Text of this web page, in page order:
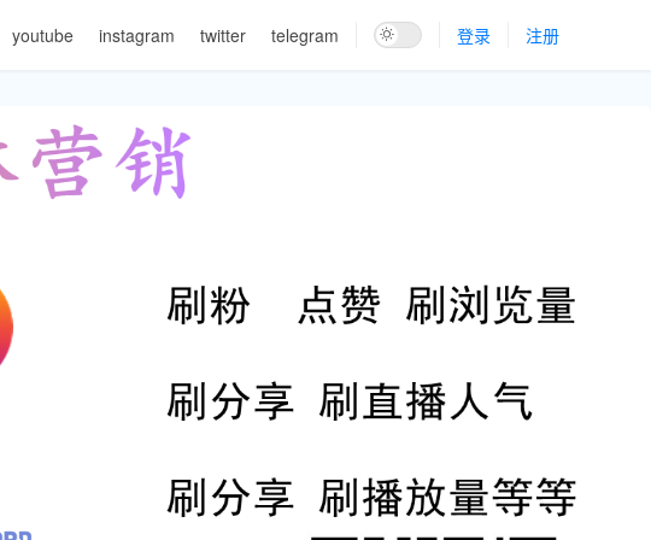
youtube instagram twitter telegram 登录 注册